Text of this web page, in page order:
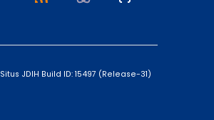
Situs JDIH Build ID: 15497 (Release-31)